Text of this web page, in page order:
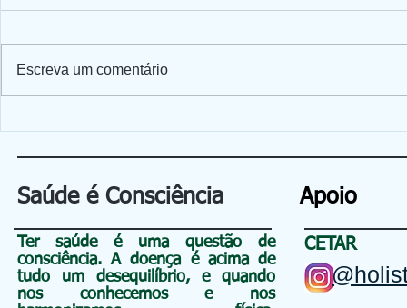
Escreva um comentário
Saúde é Consciência Apoio
Ter saúde é uma questão de
consciência. A doença é acima de
tudo um desequilíbrio, e quando
nos conhecemos e nos
CETAR